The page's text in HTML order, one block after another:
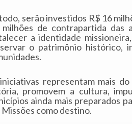
serão investidos R$ 16
de contrapartida das
a identidade
o patrimônio histórico,
representam mais
promovem a cultura,
ainda mais preparados
Missões como destino.